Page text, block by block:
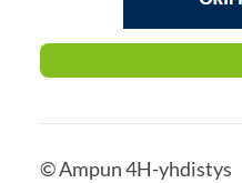
©Ampun 4H-yhdistys